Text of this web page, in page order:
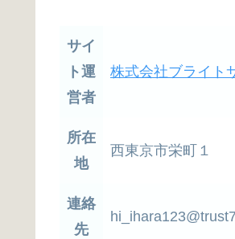
サイ
ト運
営者
株式会社ブライト
所在
地
西東京市栄町１
連絡
先